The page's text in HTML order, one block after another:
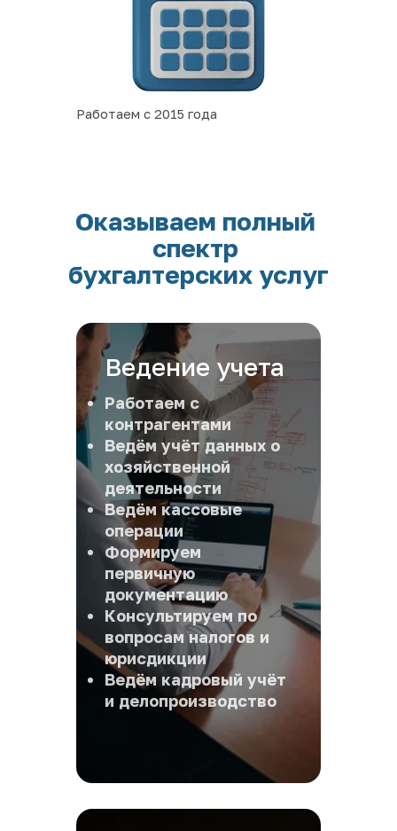
Работаем с 2015 года
Оказываем полный
спектр
бухгалтерских услуг
Ведение учета
Работаем с
контрагентами
Ведём учёт данных о
хозяйственной
деятельности
Ведём кассовые
операции
Формируем
первичную
документацию
Консультируем по
вопросам налогов и
юрисдикции
Ведём кадровый учёт
и делопроизводство